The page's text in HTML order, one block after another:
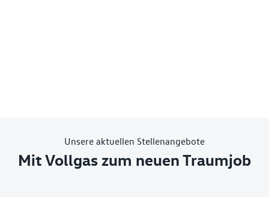
Unsere aktuellen Stellenangebote
Mit Vollgas zum neuen Traumjob